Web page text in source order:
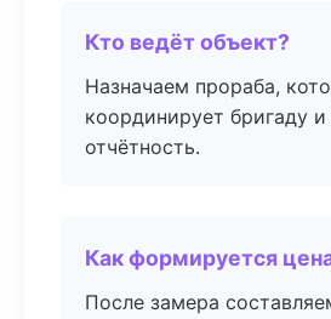
Кто ведёт объект?
Назначаем прораба,
координирует бригаду и
отчётность.
Как формируется
После замера